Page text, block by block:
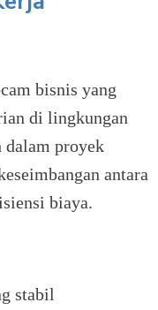
bisnis yang
di lingkungan
proyek
antara
biaya.
stabil